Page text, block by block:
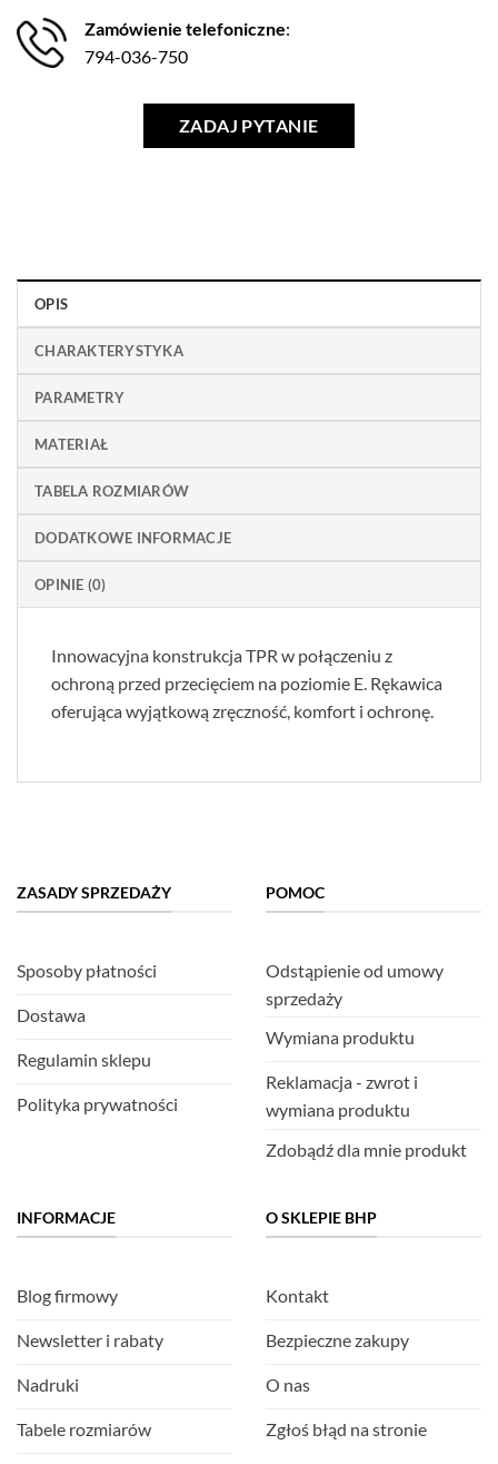
Zamówienie telefoniczne:
794-036-750
ZADAJ PYTANIE
OPIS
CHARAKTERYSTYKA
PARAMETRY
MATERIAŁ
TABELA ROZMIARÓW
DODATKOWE INFORMACJE
OPINIE (0)
Innowacyjna konstrukcja TPR w połączeniu z
ochroną przed przecięciem na poziomie E. Rękawica
oferująca wyjątkową zręczność, komfort i ochronę.
ZASADY SPRZEDAŻY
Sposoby płatności
Dostawa
Regulamin sklepu
Polityka prywatności
POMOC
Odstąpienie od umowy
sprzedaży
Wymiana produktu
Reklamacja - zwrot i
wymiana produktu
Zdobądź dla mnie produkt
INFORMACJE
Blog firmowy
Newsletter i rabaty
Nadruki
Tabele rozmiarów
O SKLEPIE BHP
Kontakt
Bezpieczne zakupy
O nas
Zgłoś błąd na stronie